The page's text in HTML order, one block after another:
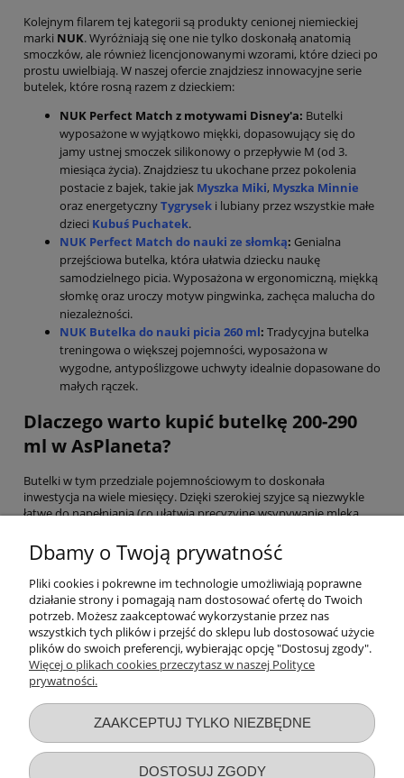
Kolejnym filarem tej kategorii są produkty cenionej niemieckiej
marki NUK. Wyróżniają się one nie tylko doskonałą anatomią
smoczków, ale również licencjonowanymi wzorami, które dzieci po
prostu uwielbiają. W naszej ofercie znajdziesz innowacyjne serie
butelek, które rosną razem z dzieckiem:
NUK Perfect Match z motywami Disney'a: Butelki
wyposażone w wyjątkowo miękki, dopasowujący się do
jamy ustnej smoczek silikonowy o przepływie M (od 3.
miesiąca życia). Znajdziesz tu ukochane przez pokolenia
postacie z bajek, takie jak Myszka Miki, Myszka Minnie
oraz energetycznyTygrysek i lubiany przez wszystkie małe
dzieci Kubuś Puchatek.
NUK Perfect Match do nauki ze słomką: Genialna
przejściowa butelka, która ułatwia dziecku naukę
samodzielnego picia. Wyposażona w ergonomiczną, miękką
słomkę oraz uroczy motyw pingwinka, zachęca malucha do
niezależności.
NUK Butelka do nauki picia 260 ml: Tradycyjna butelka
treningowa o większej pojemności, wyposażona w
wygodne, antypoślizgowe uchwyty idealnie dopasowane do
małych rączek.
Dlaczego warto kupić butelkę 200-290
ml w AsPlaneta?
Butelki w tym przedziale pojemnościowym to doskonała
inwestycja na wiele miesięcy. Dzięki szerokiej szyjce są niezwykle
łatwe do napełniania (co ułatwia precyzyjne wsypywanie mleka
przeszkód można myć w zmywarce oraz poddawać sterylizacji w
urządzeniach parowych. Wyraźna, trwała skala pojemności
pozwala precyzyjnie kontrolować, ile pokarmu zjadł Twój mały
smakosz.
Odkryj pełną ofertęAsPlanetai wybierz butelkę o pojemności 260
ml, która zapewni Twojemu rosnącemu dziecku radosne, spokojne
i w pełni bezpieczne posiłki każdego dnia!
Dbamy o Twoją prywatność
Pliki cookies i pokrewne im technologie umożliwiają poprawne
działanie strony i pomagają nam dostosować ofertę do Twoich
potrzeb. Możesz zaakceptować wykorzystanie przez nas
wszystkich tych plików i przejść do sklepu lub dostosować użycie
plików do swoich preferencji, wybierając opcję "Dostosuj zgody".
Więcej o plikach cookies przeczytasz w naszej Polityce
prywatności.
ZAAKCEPTUJ TYLKO NIEZBĘDNE
DOSTOSUJ ZGODY